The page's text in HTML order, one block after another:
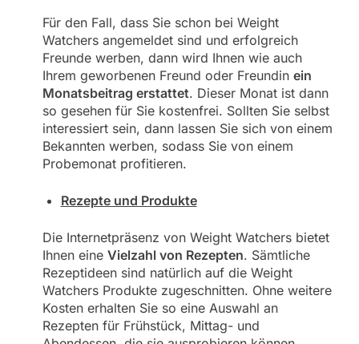
Für den Fall, dass Sie schon bei Weight
Watchers angemeldet sind und erfolgreich
Freunde werben, dann wird Ihnen wie auch
Ihrem geworbenen Freund oder Freundin ein
Monatsbeitrag erstattet. Dieser Monat ist dann
so gesehen für Sie kostenfrei. Sollten Sie selbst
interessiert sein, dann lassen Sie sich von einem
Bekannten werben, sodass Sie von einem
Probemonat profitieren.
Rezepte und Produkte
Die Internetpräsenz von Weight Watchers bietet
Ihnen eine Vielzahl von Rezepten. Sämtliche
Rezeptideen sind natürlich auf die Weight
Watchers Produkte zugeschnitten. Ohne weitere
Kosten erhalten Sie so eine Auswahl an
Rezepten für Frühstück, Mittag- und